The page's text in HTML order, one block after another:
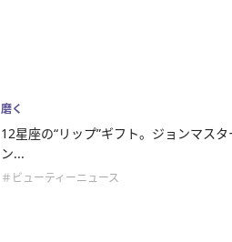
磨く
12星座の“リップ”ギフト。ジョンマス
ン...
＃ビューティーニュース